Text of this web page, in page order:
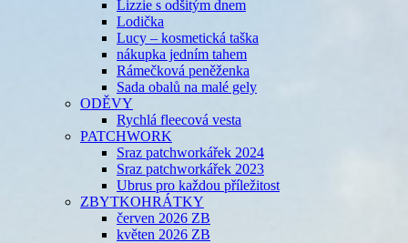
Lizzie s odšitým dnem
Lodička
Lucy – kosmetická taška
nákupka jedním tahem
Rámečková peněženka
Sada obalů na malé gely
ODĚVY
Rychlá fleecová vesta
PATCHWORK
Sraz patchworkářek 2024
Sraz patchworkářek 2023
Ubrus pro každou příležitost
ZBYTKOHRÁTKY
červen 2026 ZB
květen 2026 ZB